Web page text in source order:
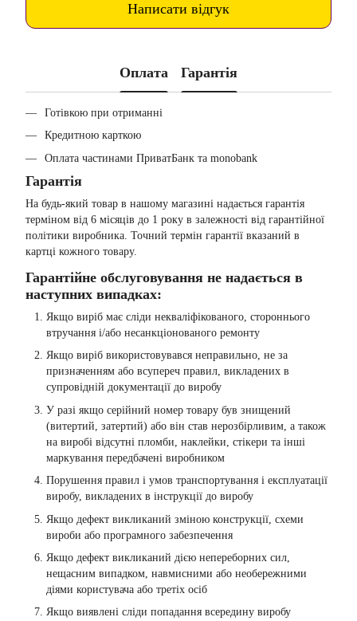
Написати відгук
Оплата Гарантія
Готівкою при отриманні
Кредитною карткою
Оплата частинами ПриватБанк та monobank
Гарантія
На будь-який товар в нашому магазині надається гарантія
терміном від 6 місяців до 1 року в залежності від гарантійної
політики виробника. Точний термін гарантії вказаний в
картці кожного товару.
Гарантійне обслуговування не надається в
наступних випадках:
Якщо виріб має сліди некваліфікованого, стороннього
втручання і/або несанкціонованого ремонту
Якщо виріб використовувався неправильно, не за
призначенням або всупереч правил, викладених в
супровідній документації до виробу
У разі якщо серійний номер товару був знищений
(витертий, затертий) або він став нерозбірливим, а також
на виробі відсутні пломби, наклейки, стікери та інші
маркування передбачені виробником
Порушення правил і умов транспортування і експлуатації
виробу, викладених в інструкції до виробу
Якщо дефект викликаний зміною конструкції, схеми
вироби або програмного забезпечення
Якщо дефект викликаний дією непереборних сил,
нещасним випадком, навмисними або необережними
діями користувача або третіх осіб
Якщо виявлені сліди попадання всередину виробу